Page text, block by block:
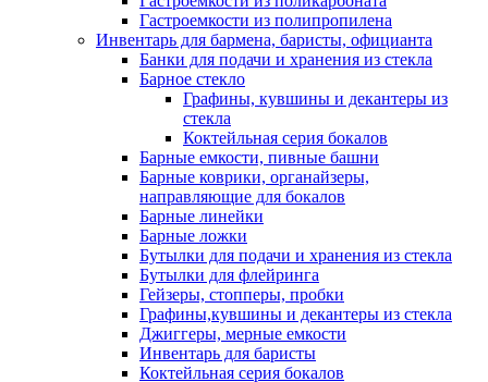
Гастроемкости из полипропилена
Инвентарь для бармена, баристы, официанта
Банки для подачи и хранения из стекла
Барное стекло
Графины, кувшины и декантеры из
стекла
Коктейльная серия бокалов
Барные емкости, пивные башни
Барные коврики, органайзеры,
направляющие для бокалов
Барные линейки
Барные ложки
Бутылки для подачи и хранения из стекла
Бутылки для флейринга
Гейзеры, стопперы, пробки
Графины,кувшины и декантеры из стекла
Джиггеры, мерные емкости
Инвентарь для баристы
Коктейльная серия бокалов